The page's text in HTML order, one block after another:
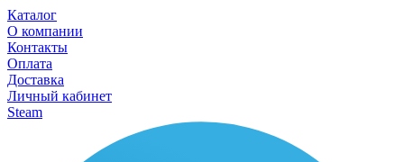
Каталог
О компании
Контакты
Оплата
Доставка
Личный кабинет
Steam